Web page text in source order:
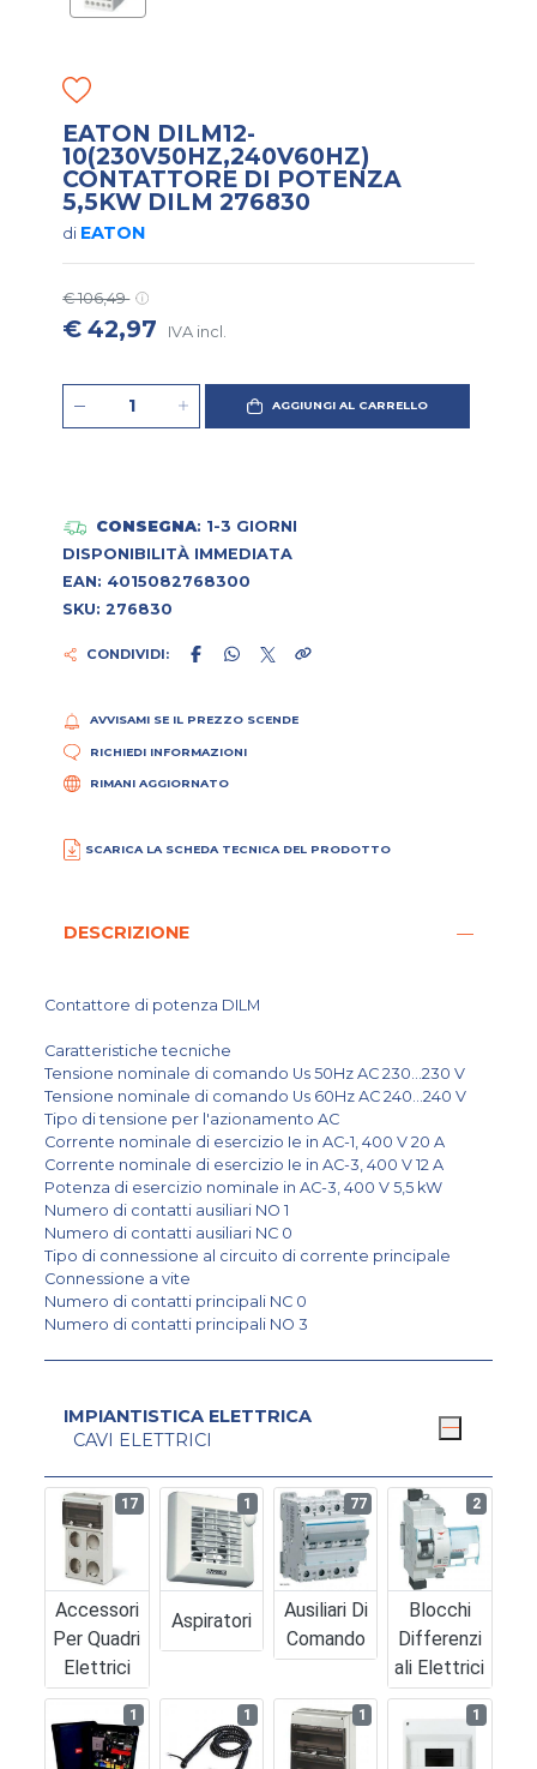
EATON DILM12-
10(230V50HZ,240V60HZ)
CONTATTORE DI POTENZA
5,5KW DILM 276830
di EATON
€ 106,49
€ 42,97 IVA incl.
AGGIUNGI AL CARRELLO
CONSEGNA: 1-3 GIORNI
DISPONIBILITÀ IMMEDIATA
EAN: 4015082768300
SKU: 276830
CONDIVIDI:
AVVISAMI SE IL PREZZO SCENDE
RICHIEDI INFORMAZIONI
RIMANI AGGIORNATO
SCARICA LA SCHEDA TECNICA DEL PRODOTTO
DESCRIZIONE
Contattore di potenza DILM
Caratteristiche tecniche
Tensione nominale di comando Us 50Hz AC 230...230 V
Tensione nominale di comando Us 60Hz AC 240...240 V
Tipo di tensione per l'azionamento AC
Corrente nominale di esercizio Ie in AC-1, 400 V 20 A
Corrente nominale di esercizio Ie in AC-3, 400 V 12 A
Potenza di esercizio nominale in AC-3, 400 V 5,5 kW
Numero di contatti ausiliari NO 1
Numero di contatti ausiliari NC 0
Tipo di connessione al circuito di corrente principale
Connessione a vite
Numero di contatti principali NC 0
Numero di contatti principali NO 3
IMPIANTISTICA ELETTRICA
CAVI ELETTRICI
Accessori
Per Quadri
Elettrici
17
Aspiratori
1
Ausiliari Di
Comando
77
Blocchi
Differenzi
Ali Elettrici
2
1 1 1 1